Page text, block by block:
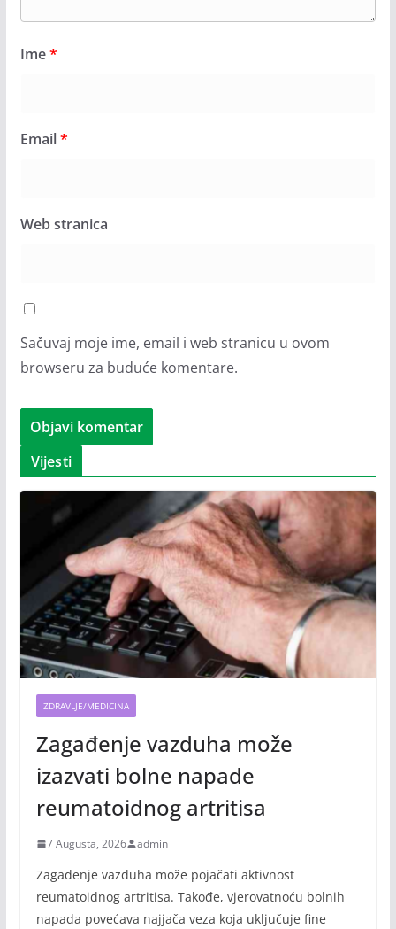
Ime*
Email*
Web stranica
Sačuvaj moje ime, email i web stranicu u ovom
browseru za buduće komentare.
Vijesti
ZDRAVLJE/MEDICINA
Zagađenje vazduha može
izazvati bolne napade
reumatoidnog artritisa
7 Augusta, 2026 admin
Zagađenje vazduha može pojačati aktivnost
reumatoidnog artritisa. Takođe, vjerovatnoću bolnih
napada povećava najjača veza koja uključuje fine